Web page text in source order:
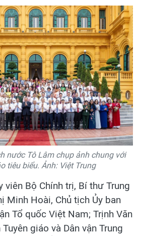
nước Tô Lâm chụp ảnh chung với
tiêu biểu. Ảnh: Việt Trung
viên Bộ Chính trị, Bí thư Trung
Minh Hoài, Chủ tịch Ủy ban
Tổ quốc Việt Nam; Trịnh Văn
giáo và Dân vận Trung